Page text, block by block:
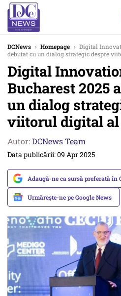
DCNews › Homepage › Digital
debutat cu un dialog strategic despre
Digital
Bucharest 2025
un dialog
viitorul digital al
Autor:DCNews Team
Data publicării: 09 Apr 2025
Adaugă-ne ca sursă preferată în
Urmărește-ne pe Google News